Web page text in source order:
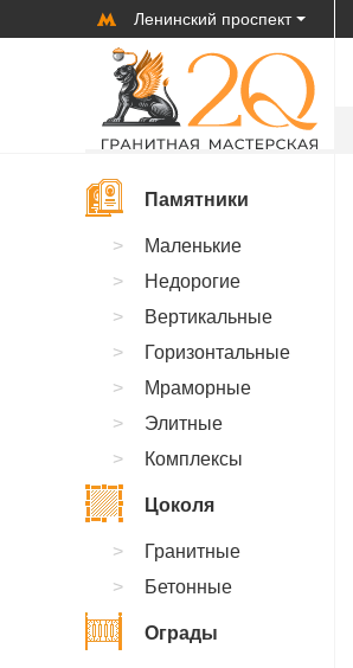
Ленинский проспект
Памятники
Маленькие
Недорогие
Вертикальные
Горизонтальные
Мраморные
Элитные
Комплексы
Цоколя
Гранитные
Бетонные
Ограды